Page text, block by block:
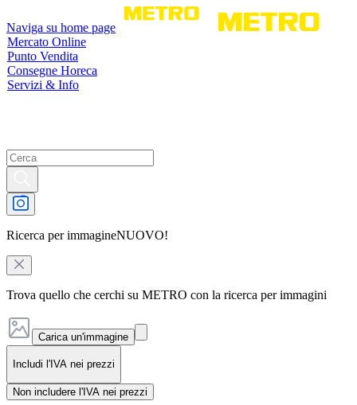
Naviga su home page
Mercato Online
Punto Vendita
Consegne Horeca
Servizi & Info
Ricerca per immagineNUOVO!
Trova quello che cerchi su METRO con la ricerca per immagini
Carica un'immagine
Includi l'IVA nei prezzi
Non includere l'IVA nei prezzi